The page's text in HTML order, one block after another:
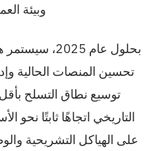
وبيئة
بحلول عام
تحسين المنصات الحالية
توسيع نطاق التسلح
التاريخي اتجاهًا ثابتًا نحو
على الهياكل التشريحية